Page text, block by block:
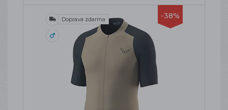
-38%
Doprava zdarma